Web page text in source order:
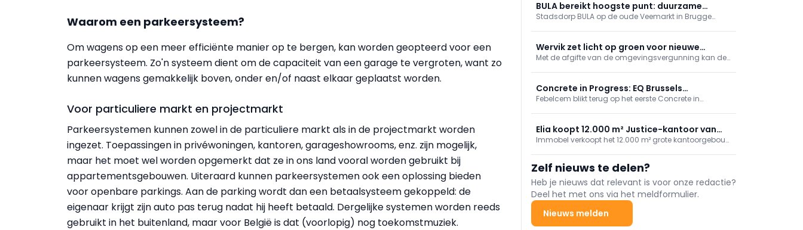
Waarom een parkeersysteem?
Om wagens op een meer efficiënte manier op te bergen, kan worden geopteerd voor een
parkeersysteem. Zo'n systeem dient om de capaciteit van een garage te vergroten, want zo
kunnen wagens gemakkelijk boven, onder en/of naast elkaar geplaatst worden.
Voor particuliere markt en projectmarkt
Parkeersystemen kunnen zowel in de particuliere markt als in de projectmarkt worden
ingezet. Toepassingen in privé­woningen, kantoren, garageshowrooms, enz. zijn mogelijk,
maar het moet wel worden opgemerkt dat ze in ons land vooral worden gebruikt bij
appartements­gebouwen. Uiteraard kunnen parkeersystemen ook een oplossing bieden
voor openbare parkings. Aan de parking wordt dan een betaalsysteem gekoppeld: de
eigenaar krijgt zijn auto pas terug nadat hij heeft betaald. Dergelijke systemen worden reeds
gebruikt in het buitenland, maar voor België is dat (voorlopig) nog toekomstmuziek.
BULA bereikt hoogste punt: duurzame
hotspot op Brugse Veemarkt
Stadsdorp BULA op de oude Veemarkt in Brugge
met plein en park. Supermarkt en (para)medische
praktijken tekenen in; fossielvrije energie via
geothermie. Eerste intrek midden 2027.
Wervik zet licht op groen voor nieuwe
stadshal
Met de afgifte van de omgevingsvergunning kan de
het sluitstuk van een bredere herwaardering van een
strategisch gelegen ...
Concrete in Progress: EQ Brussels
transformeert brutalistisch icoon
Febelcem blikt terug op het eerste Concrete in
geleid bezoeken in Charleroi. Agenda: lezing Lambert
Lénack (24/09, Flagey) en Concrete Day (01/10,
Leuven); nieuwe publicaties.
Elia koopt 12.000 m² Justice-kantoor van
Immobel in Brusselse Zavel
Immobel verkoopt het 12.000 m² grote kantoorgebouw
fossielvrije, circulaire gebouw met binnentuin
verbetert de stadsconnectiviteit. De deal volgt op een
Bain-huurovereenkomst, parkingverkoop en
succesvolle residentiële lancering.
Zelf nieuws te delen?
Heb je nieuws dat relevant is voor onze redactie?
Deel het met ons via het meldformulier.
Nieuws melden